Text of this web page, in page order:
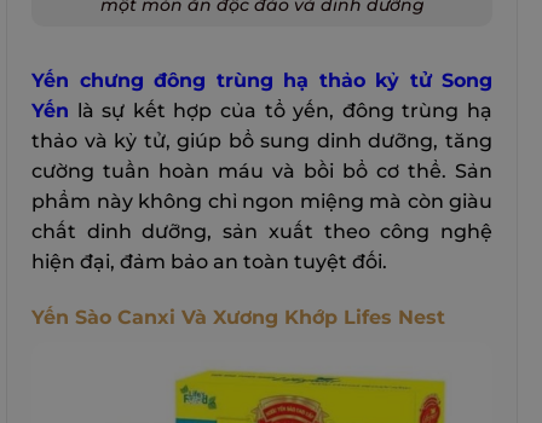
một món ăn độc đáo và dinh dưỡng
Yến chưng đông trùng hạ thảo kỷ tử Song
Yến là sự kết hợp của tổ yến, đông trùng hạ
thảo và kỷ tử, giúp bổ sung dinh dưỡng, tăng
cường tuần hoàn máu và bồi bổ cơ thể. Sản
phẩm này không chỉ ngon miệng mà còn giàu
chất dinh dưỡng, sản xuất theo công nghệ
hiện đại, đảm bảo an toàn tuyệt đối.
Yến Sào Canxi Và Xương Khớp Lifes Nest